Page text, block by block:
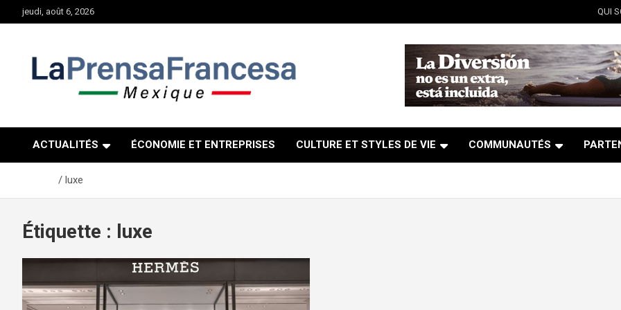
au
jeudi, août 6, 2026 QUI
ACTUALITÉS ÉCONOMIE ET ENTREPRISES CULTURE ET STYLES DE VIE COMMUNAUTÉS
luxe
Étiquette : luxe